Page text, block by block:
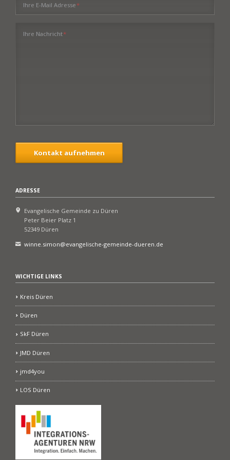
Pflichtfeld
Ihre E-Mail Adresse*
Pflichtfeld
Ihre Nachricht*
Kontakt aufnehmen
ADRESSE
Evangelische Gemeinde zu Düren
Peter Beier Platz 1
52349 Düren
winne.simon@evangelische-gemeinde-dueren.de
WICHTIGE LINKS
Kreis Düren
Düren
SkF Düren
JMD Düren
jmd4you
LOS Düren